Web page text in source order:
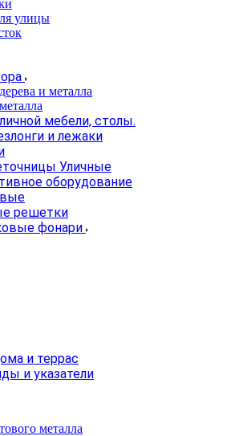
улицы
и металла
мебели, столы.
и лежаки
Уличные
оборудование
решетки
фонари
и террас
и указатели
металла